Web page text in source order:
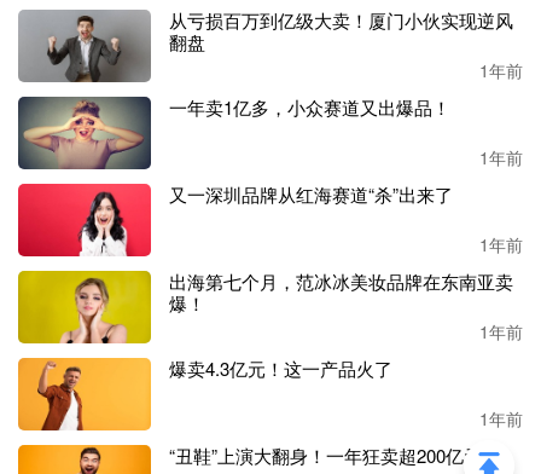
险：鸡蛋不能放在同一个篮子里。
如今，临近新年，亚马逊依旧在收紧政策，对各种不合
规行为的打击力度愈发猛烈，不少卖家对此深有感知。
新一轮严查！大批卖家店铺被封
近段时间，陆续有卖家反馈店铺被封，封号的原因主要
有三类—视频验证、虚假评论和翻新，这让不少卖家头
疼。
商业3视频验证
提及 《商业解决方案协议》第3条视频验证
家都深有感触，简而概之一下就是如果亚马逊认为卖家
存在违规行为，就会对该卖家的账户进行冻结。尤其是
至今年以来，不少店铺都收到过该通知。
从亏损百万到亿级大卖！厦门小伙实现逆风
翻盘
1年前
一年卖1亿多，小众赛道又出爆品！
1年前
又一深圳品牌从红海赛道“杀”出来了
1年前
出海第七个月，范冰冰美妆品牌在东南亚卖
爆！
1年前
爆卖4.3亿元！这一产品火了
1年前
“丑鞋”上演大翻身！一年狂卖超200亿元